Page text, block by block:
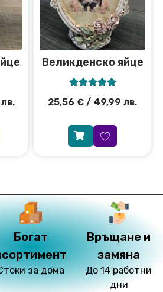
Великденско яйце

25,56 € / 49,99 лв.
Богат
за дома
Връщане и
замяна
До 14 работни
дни